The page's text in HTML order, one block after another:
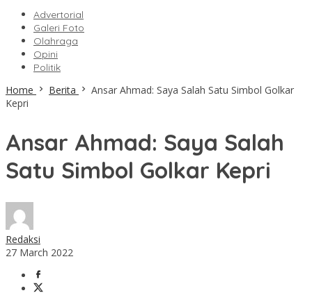
Advertorial
Galeri Foto
Olahraga
Opini
Politik
Home Berita
Ansar Ahmad: Saya Salah Satu Simbol Golkar
Kepri
Ansar Ahmad: Saya Salah
Satu Simbol Golkar Kepri
Redaksi
27 March 2022